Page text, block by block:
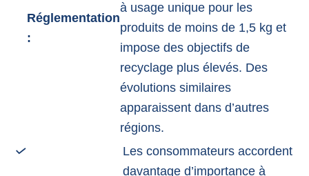
Réglementation
:
à usage unique pour les
produits de moins de 1,5 kg et
impose des objectifs de
recyclage plus élevés. Des
évolutions similaires
apparaissent dans d’autres
régions.
Les consommateurs accordent
davantage d’importance à